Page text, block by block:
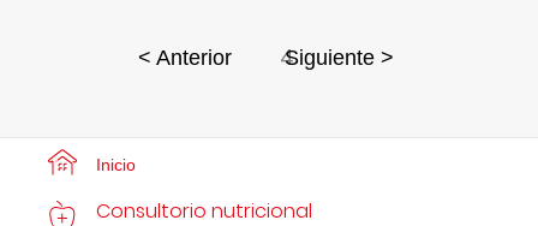
< Anterior 4
Siguiente >
Inicio
Consultorio nutricional